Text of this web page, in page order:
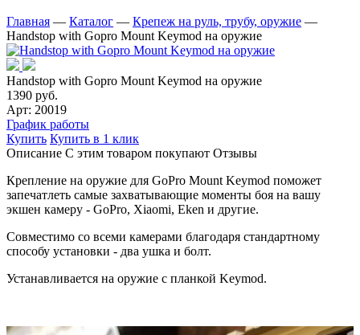
Главная — Каталог — Крепеж на руль, трубу, оружие —
Handstop with Gopro Mount Keymod на оружие
Handstop with Gopro Mount Keymod на оружие
1390 руб.
Арт: 20019
График работы
Купить Купить в 1 клик
Описание С этим товаром покупают Отзывы
Крепление на оружие для GoPro Mount Keymod поможет
запечатлеть самые захватывающие моменты боя на вашу
экшен камеру - GoPro, Xiaomi, Eken и другие.
Совместимо со всеми камерами благодаря стандартному
способу установки - два ушка и болт.
Устанавливается на оружие с планкой Keymod.